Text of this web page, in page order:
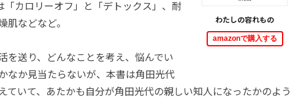
わたしの容れもの
amazonで購入する
カロリーオフ」と「デトックス」、耐
などなど。
を送り、どんなことを考え、悩んでい
なか見当たらないが、本書は角田光代
ていて、あたかも自分が角田光代の親しい知人になったかのよう